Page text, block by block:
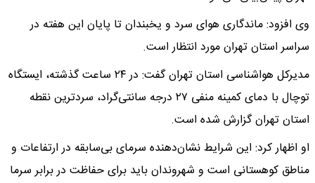
وی افزود: ماندگاری هوای سرد و یخبندان تا پایان این هفته در
سراسر استان تهران مورد انتظار است.
مدیرکل هواشناسی استان تهران گفت: در ۲۴ ساعت گذشته، ایستگاه
توچال با دمای کمینه منفی ۲۷ درجه سانتی‌گراد، سردترین نقطه
استان تهران گزارش شده است.
او اظهار کرد: این شرایط نشان‌دهنده سرمای بی‌سابقه در ارتفاعات و
مناطق کوهستانی است و شهروندان باید برای حفاظت در برابر سرما